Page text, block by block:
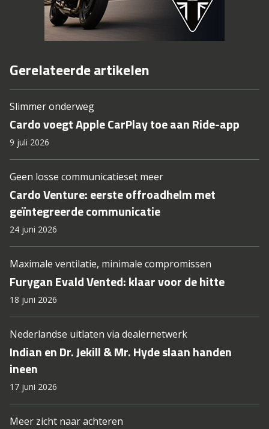
Gerelateerde artikelen
Slimmer onderweg
Cardo voegt Apple CarPlay toe aan Ride-app
9 juli 2026
Geen losse communicatieset meer
Cardo Venture: eerste offroadhelm met
geïntegreerde communicatie
24 juni 2026
Maximale ventilatie, minimale compromissen
Furygan Evald Vented: klaar voor de hitte
18 juni 2026
Nederlandse uitlaten via dealernetwerk
Indian en Dr. Jekill & Mr. Hyde slaan handen
ineen
17 juni 2026
Meer zicht naar achteren